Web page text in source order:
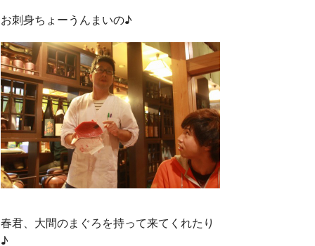
お刺身ちょーうんまいの♪
春君、大間のまぐろを持って来てくれたり
♪